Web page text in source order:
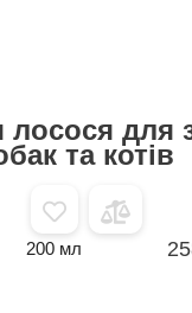
лосося для
та котів
200 мл